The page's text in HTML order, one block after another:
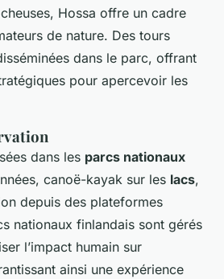
Hossa offre un cadre
de nature. Des tours
dans le parc, offrant
pour apercevoir les
dans les parcs nationaux
canoë-kayak sur les lacs,
depuis des plateformes
nationaux finlandais sont gérés
l’impact humain sur
ainsi une expérience